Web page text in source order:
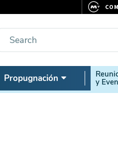
Buscar
Propugnación
Nav
y